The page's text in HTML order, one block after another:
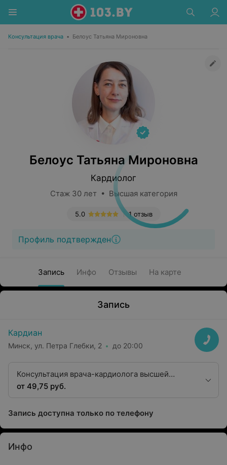
Консультация врача • Белоус Татьяна Мироновна
Белоус Татьяна Мироновна
Кардиолог
Стаж 30 лет • Высшая категория
1 отзыв
5.0
Профиль подтвержден
Запись Инфо Отзывы На карте
Запись
Кардиан
Минск, ул. Петра Глебки, 2 до 20:00
Консультация врача-кардиолога высшей
квалификационной категории
от 49,75 руб.
Запись доступна только по телефону
Инфо